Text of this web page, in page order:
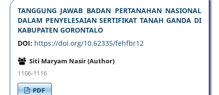
TANGGUNG JAWAB BADAN PERTANAHAN NASIONAL
DALAM PENYELESAIAN SERTIFIKAT TANAH GANDA DI
KABUPATEN GORONTALO
DOI: https://doi.org/10.62335/fehfbr12
Siti Maryam Nasir (Author)
1106-1116
PDF